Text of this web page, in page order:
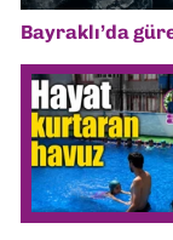
Bayraklı’da